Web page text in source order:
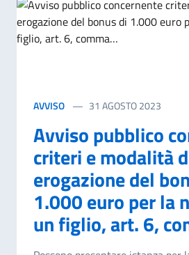
AVVISO 31 AGOSTO 2023
Avviso pubblico
criteri e modalità
erogazione del
1.000 euro per la
un figlio, art. 6,